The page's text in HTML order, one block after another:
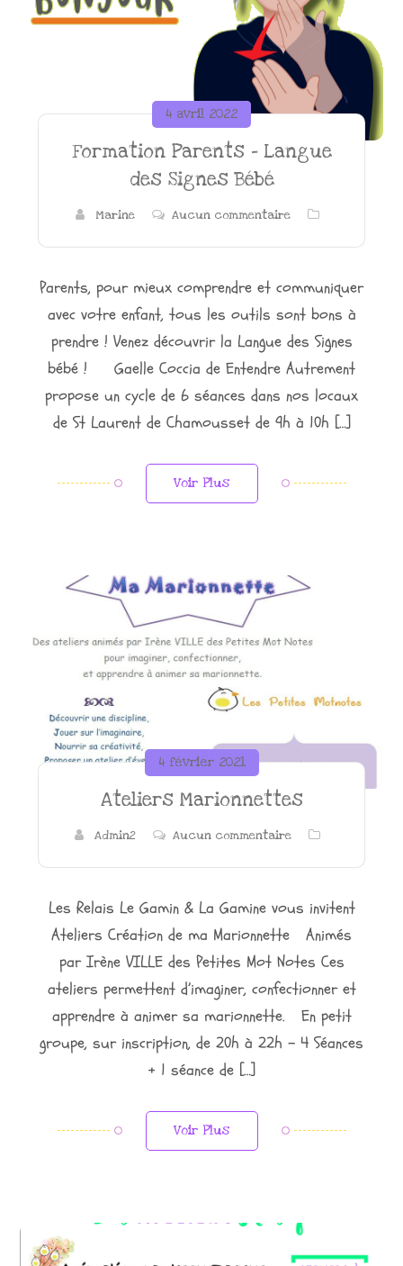
4 avril 2022
Formation Parents – Langue
des Signes Bébé
Marine Aucun commentaire
Parents, pour mieux comprendre et communiquer
avec votre enfant, tous les outils sont bons à
prendre ! Venez découvrir la Langue des Signes
bébé ! Gaelle Coccia de Entendre Autrement
propose un cycle de 6 séances dans nos locaux
de St Laurent de Chamousset de 9h à 10h […]
Voir Plus
4 février 2021
Ateliers Marionnettes
Admin2 Aucun commentaire
Les Relais Le Gamin & La Gamine vous invitent
Ateliers Création de ma Marionnette Animés
par Irène VILLE des Petites Mot Notes Ces
ateliers permettent d’imaginer, confectionner et
apprendre à animer sa marionnette. En petit
groupe, sur inscription, de 20h à 22h – 4 Séances
+ 1 séance de […]
Voir Plus